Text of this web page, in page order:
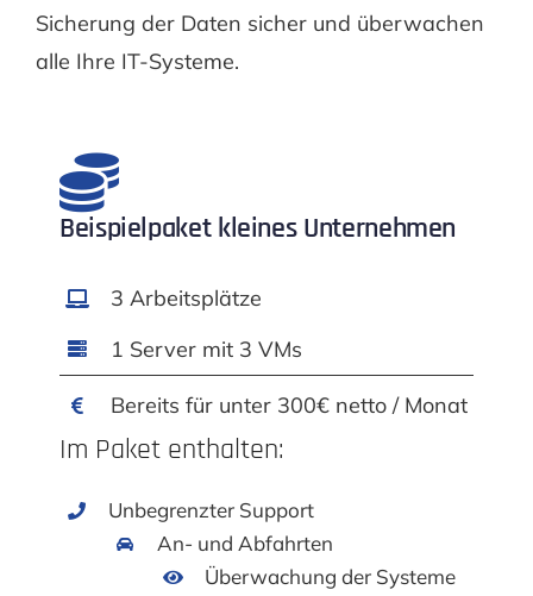
Sicherung der Daten sicher und überwachen
alle Ihre IT-Systeme.
Beispielpaket kleines Unternehmen
3 Arbeitsplätze
1 Server mit 3 VMs
Bereits für unter 300€ netto / Monat
Im Paket enthalten:
Unbegrenzter Support
An- und Abfahrten
Überwachung der Systeme